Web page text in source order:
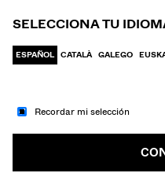
SELECCIONA TU
ESPAÑOL CATALÀ GALEGO
Recordar mi selección